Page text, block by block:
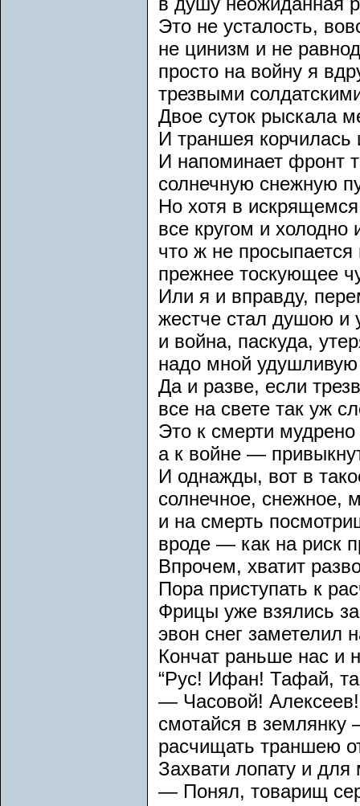
Это не усталость,
не цинизм и не
просто на войну я
трезвыми
Двое суток рыскала
И траншея корчилась
И напоминает фронт
солнечную снежную
Но хотя в искрящемся
все кругом и холодно
что ж не
прежнее тоскующее
Или я и вправду,
жестче стал душою и
и война, паскуда,
надо мной удушливую
Да и разве, если
все на свете так уж
Это к смерти
а к войне —
И однажды, вот в
солнечное, снежное,
и на смерть
вроде — как на риск
Впрочем, хватит
Пора приступать к
Фрицы уже взялись
эвон снег заметелил
Кончат раньше нас и
“Рус! Ифан! Тафай,
— Часовой!
смотайся в
расчищать траншею
Захвати лопату и для
— Понял, товарищ